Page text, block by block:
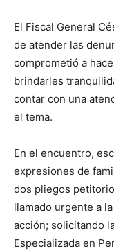
El Fiscal General
de atender las
comprometió a
brindarles
contar con una
el tema.
En el encuentro,
expresiones de
dos pliegos
llamado urgente a
acción; solicitando
Especializada en